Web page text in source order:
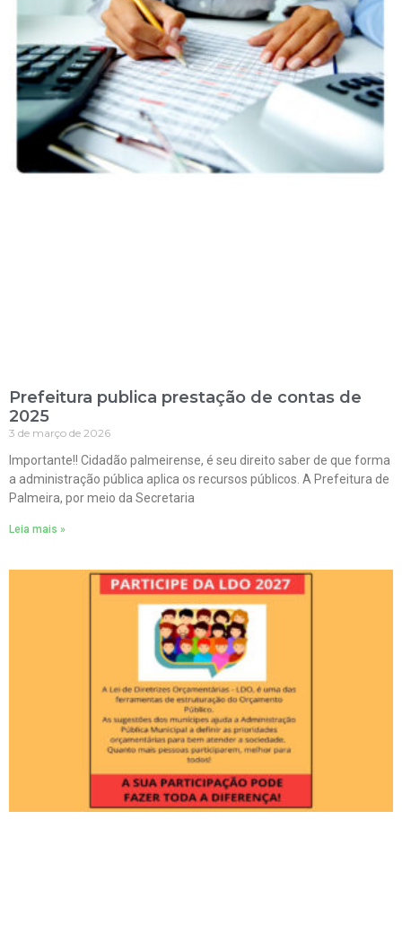
Prefeitura publica prestação de contas de
2025
3 de março de 2026
Importante!! Cidadão palmeirense, é seu direito saber de que forma
a administração pública aplica os recursos públicos. A Prefeitura de
Palmeira, por meio da Secretaria
Leia mais »